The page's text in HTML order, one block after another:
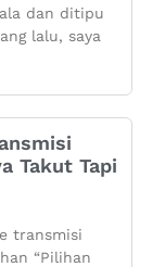
dan ditipu
lalu, saya
Takut Tapi
transmisi
“Pilihan